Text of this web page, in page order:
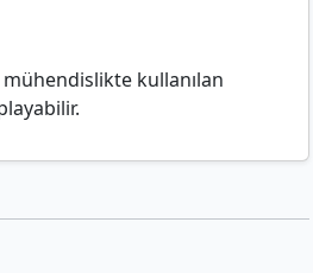
mühendislikte kullanılan